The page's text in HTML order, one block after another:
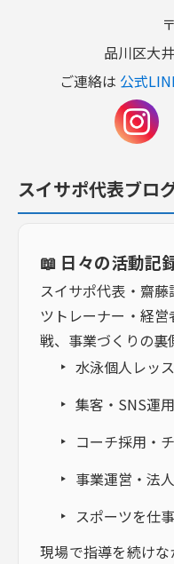
品川区大
ご連絡は 公式
スイサポ代表ブロ
📖 日々の活動記
スイサポ代表・齋
ツトレーナー・経
戦、事業づくりの裏
水泳個人レッ
集客・SNS運
コーチ採用・
事業運営・法
スポーツを仕
現場で指導を続けな